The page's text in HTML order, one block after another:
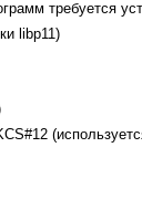
требуется
libp11)